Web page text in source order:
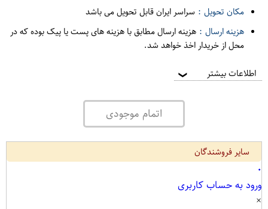
مکان تحویل : سراسر ایران قابل تحویل می باشد
هزینه ارسال : هزینه ارسال مطابق با هزینه های پست یا پیک بوده که در
محل از خریدار اخذ خواهد شد.
اطلاعات بیشتر ❯
اتمام موجودی
سایر فروشندگان
۰
ورود به حساب کاربری
×